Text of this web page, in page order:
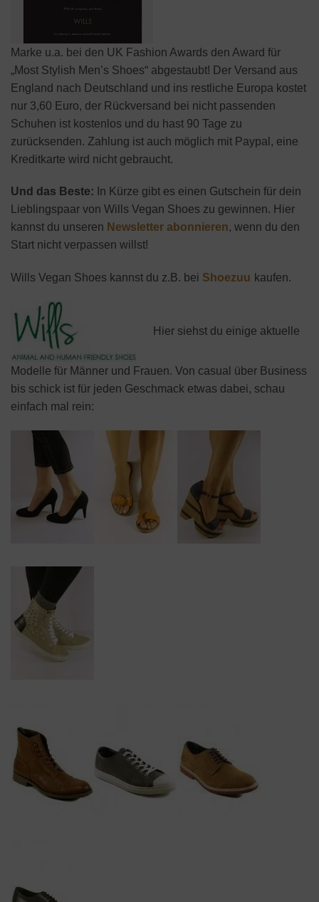
Marke u.a. bei den UK Fashion Awards den Award für
„Most Stylish Men’s Shoes“ abgestaubt! Der Versand aus
England nach Deutschland und ins restliche Europa kostet
nur 3,60 Euro, der Rückversand bei nicht passenden
Schuhen ist kostenlos und du hast 90 Tage zu
zurücksenden. Zahlung ist auch möglich mit Paypal, eine
Kreditkarte wird nicht gebraucht.
Und das Beste: In Kürze gibt es einen Gutschein für dein
Lieblingspaar von Wills Vegan Shoes zu gewinnen. Hier
kannst du unseren Newsletter abonnieren, wenn du den
Start nicht verpassen willst!
Wills Vegan Shoes kannst du z.B. bei Shoezuu kaufen.
Hier siehst du einige aktuelle
Modelle für Männer und Frauen. Von casual über Business
bis schick ist für jeden Geschmack etwas dabei, schau
einfach mal rein: